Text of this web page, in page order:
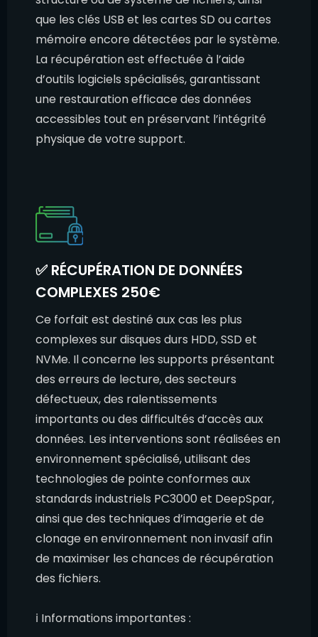
que les clés USB et les cartes SD ou cartes
mémoire encore détectées par le système.
La récupération est effectuée à l’aide
d’outils logiciels spécialisés, garantissant
une restauration efficace des données
accessibles tout en préservant l’intégrité
physique de votre support.
✅ RÉCUPÉRATION DE DONNÉES
COMPLEXES 250€
Ce forfait est destiné aux cas les plus
complexes sur disques durs HDD, SSD et
NVMe. Il concerne les supports présentant
des erreurs de lecture, des secteurs
défectueux, des ralentissements
importants ou des difficultés d’accès aux
données. Les interventions sont réalisées en
environnement spécialisé, utilisant des
technologies de pointe conformes aux
standards industriels PC3000 et DeepSpar,
ainsi que des techniques d’imagerie et de
clonage en environnement non invasif afin
de maximiser les chances de récupération
des fichiers.
ℹ️ Informations importantes :